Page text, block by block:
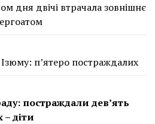
дня двічі втрачала зовнішнє
п’ятеро постраждалих
постраждали дев’ять
діти